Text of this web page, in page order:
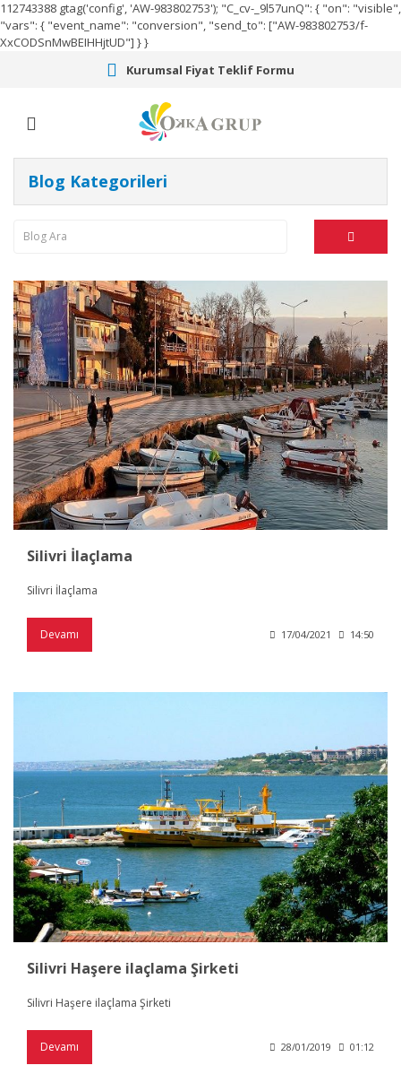
112743388 gtag('config', 'AW-983802753'); "C_cv-_9l57unQ": { "on": "visible",
"vars": { "event_name": "conversion", "send_to": ["AW-983802753/f-
XxCODSnMwBEIHHjtUD"] } }
Kurumsal Fiyat Teklif Formu
Blog Kategorileri
Silivri İlaçlama
Silivri İlaçlama
Devamı 17/04/2021 14:50
Silivri Haşere ilaçlama Şirketi
Silivri Haşere ilaçlama Şirketi
Devamı 28/01/2019 01:12